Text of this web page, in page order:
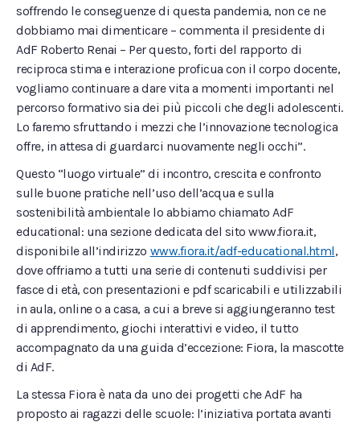
soffrendo le conseguenze di questa pandemia, non ce ne
dobbiamo mai dimenticare – commenta il presidente di
AdF Roberto Renai – Per questo, forti del rapporto di
reciproca stima e interazione proficua con il corpo docente,
vogliamo continuare a dare vita a momenti importanti nel
percorso formativo sia dei più piccoli che degli adolescenti.
Lo faremo sfruttando i mezzi che l’innovazione tecnologica
offre, in attesa di guardarci nuovamente negli occhi”.
Questo “luogo virtuale” di incontro, crescita e confronto
sulle buone pratiche nell’uso dell’acqua e sulla
sostenibilità ambientale lo abbiamo chiamato AdF
educational: una sezione dedicata del sito www.fiora.it,
disponibile all’indirizzo www.fiora.it/adf-educational.html,
dove offriamo a tutti una serie di contenuti suddivisi per
fasce di età, con presentazioni e pdf scaricabili e utilizzabili
in aula, online o a casa, a cui a breve si aggiungeranno test
di apprendimento, giochi interattivi e video, il tutto
accompagnato da una guida d’eccezione: Fiora, la mascotte
di AdF.
La stessa Fiora è nata da uno dei progetti che AdF ha
proposto ai ragazzi delle scuole: l’iniziativa portata avanti